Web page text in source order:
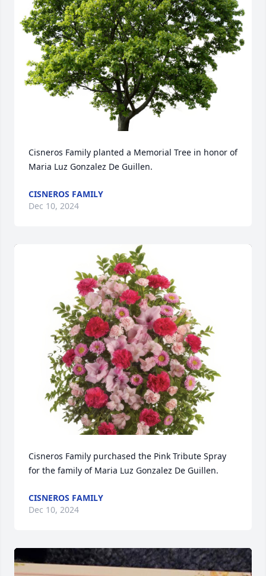
Cisneros Family planted a Memorial Tree in honor of
Maria Luz Gonzalez De Guillen.
CISNEROS FAMILY
Dec 10, 2024
Cisneros Family purchased the Pink Tribute Spray
for the family of Maria Luz Gonzalez De Guillen.
CISNEROS FAMILY
Dec 10, 2024